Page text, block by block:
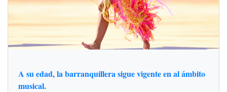
A su edad, la barranquillera sigue vigente en al ámbito
musical.